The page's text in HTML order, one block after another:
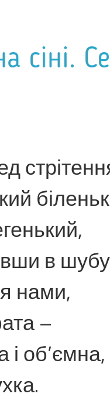
сіні.
в шубу
нами,
–
об’ємна,